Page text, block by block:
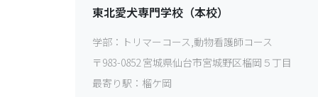
東北愛犬専門学校（本校）
学部： トリマーコース,動物看護師コース
〒983-0852 宮城県仙台市宮城野区榴岡５丁目
最寄り駅： 榴ケ岡